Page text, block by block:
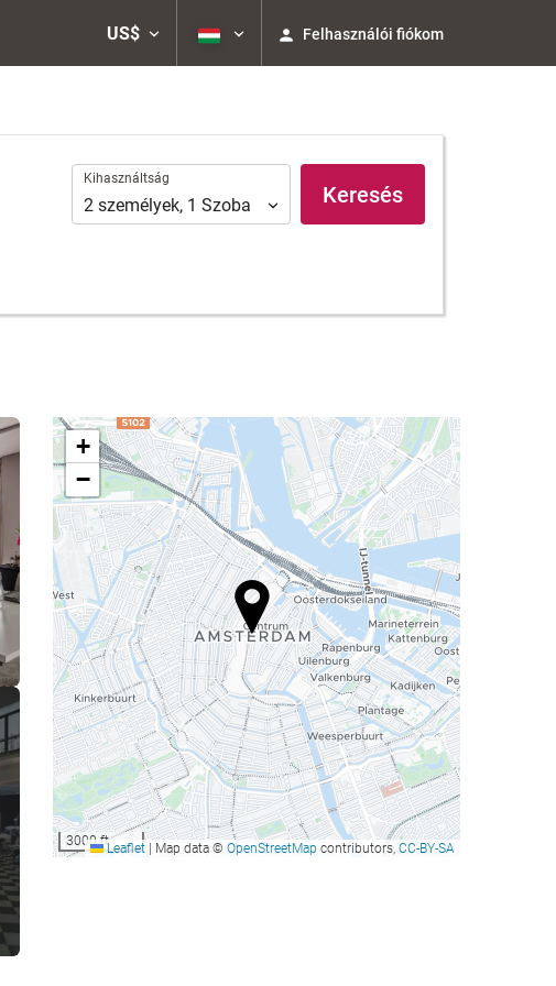
US$ Felhasználói fiókom
Kihasználtság
Kihasználtság
2 személyek, 1 Szoba Keresés
+
−
3000 ftLeaflet Map data © OpenStreetMap contributors, CC-BY-SA